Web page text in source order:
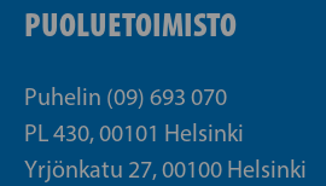
PUOLUETOIMISTO
Puhelin (09) 693 070
PL 430, 00101 Helsinki
Yrjönkatu 27, 00100 Helsinki